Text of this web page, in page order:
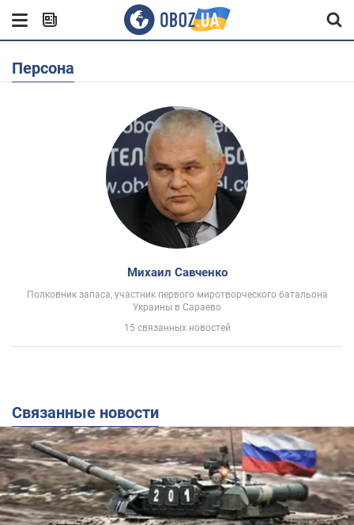
Персона
Михаил Савченко
Полковник запаса, участник первого миротворческого батальона
Украины в Сараево
15 связанных новостей
Связанные новости